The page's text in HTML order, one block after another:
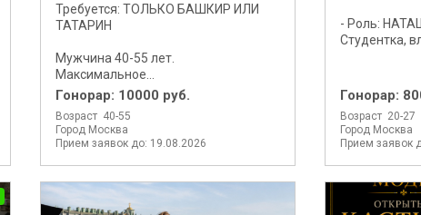
Требуется: ТОЛЬКО БАШКИР ИЛИ
ТАТАРИН
Мужчина 40-55 лет.
Максимальное...
Гонорар: 10000 руб.
Возраст 40-55
Город Москва
Прием заявок до: 19.08.2026
- Роль:
Студентка,
Гонорар:
Возраст 20-27
Город Москва
Прием заявок